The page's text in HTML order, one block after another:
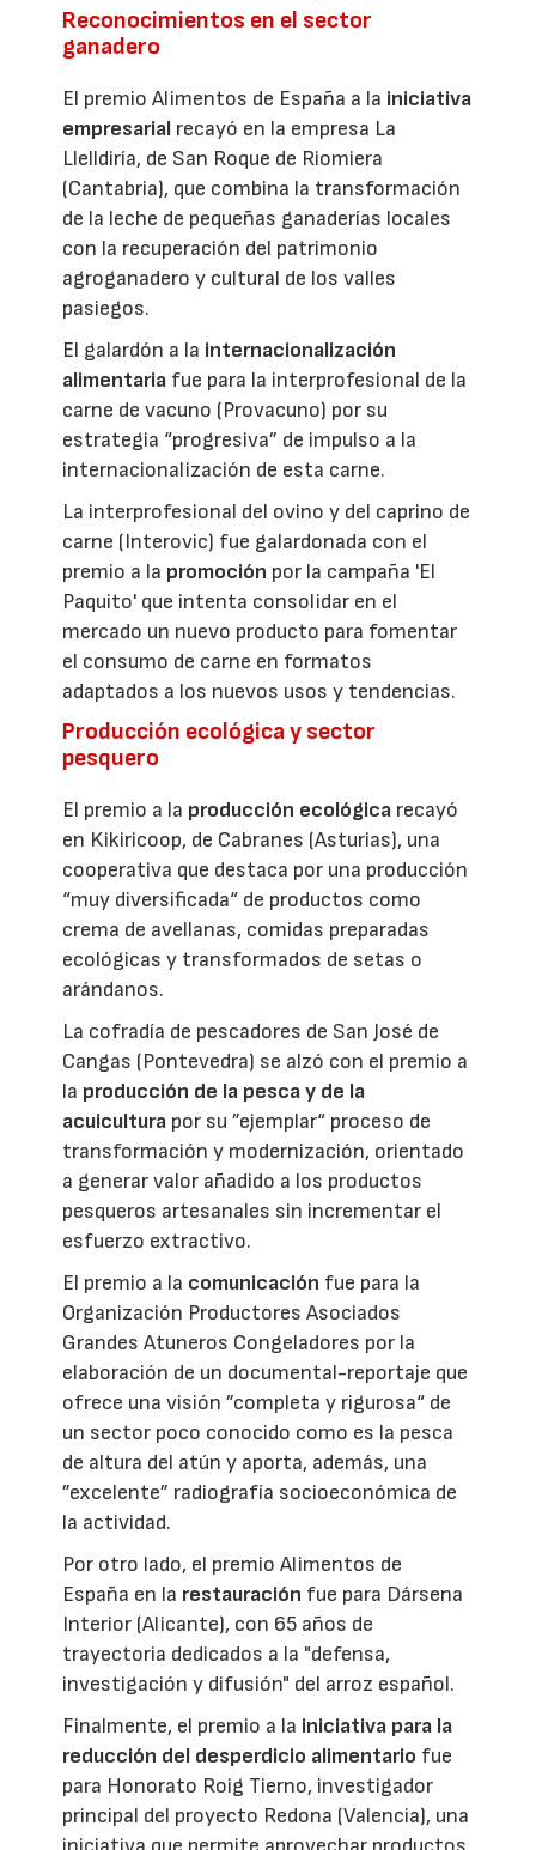
Reconocimientos en el sector
ganadero
El premio Alimentos de España a la iniciativa
empresarial recayó en la empresa La
Llelldiría, de San Roque de Riomiera
(Cantabria), que combina la transformación
de la leche de pequeñas ganaderías locales
con la recuperación del patrimonio
agroganadero y cultural de los valles
pasiegos.
El galardón a la internacionalización
alimentaria fue para la interprofesional de la
carne de vacuno (Provacuno) por su
estrategia “progresiva” de impulso a la
internacionalización de esta carne.
La interprofesional del ovino y del caprino de
carne (Interovic) fue galardonada con el
premio a la promoción por la campaña 'El
Paquito' que intenta consolidar en el
mercado un nuevo producto para fomentar
el consumo de carne en formatos
adaptados a los nuevos usos y tendencias.
Producción ecológica y sector
pesquero
El premio a la producción ecológica recayó
en Kikiricoop, de Cabranes (Asturias), una
cooperativa que destaca por una producción
“muy diversificada“ de productos como
crema de avellanas, comidas preparadas
ecológicas y transformados de setas o
arándanos.
La cofradía de pescadores de San José de
Cangas (Pontevedra) se alzó con el premio a
la producción de la pesca y de la
acuicultura por su ”ejemplar“ proceso de
transformación y modernización, orientado
a generar valor añadido a los productos
pesqueros artesanales sin incrementar el
esfuerzo extractivo.
El premio a la comunicación fue para la
Organización Productores Asociados
Grandes Atuneros Congeladores por la
elaboración de un documental-reportaje que
ofrece una visión ”completa y rigurosa“ de
un sector poco conocido como es la pesca
de altura del atún y aporta, además, una
”excelente” radiografía socioeconómica de
la actividad.
Por otro lado, el premio Alimentos de
España en la restauración fue para Dársena
Interior (Alicante), con 65 años de
trayectoria dedicados a la "defensa,
investigación y difusión" del arroz español.
Finalmente, el premio a la iniciativa para la
reducción del desperdicio alimentario fue
para Honorato Roig Tierno, investigador
principal del proyecto Redona (Valencia), una